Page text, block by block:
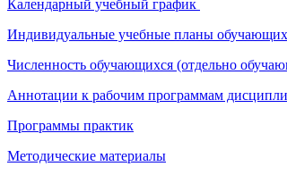
Календарный учебный график
Индивидуальные учебные планы
Численность обучающихся (отдельно
Аннотации к рабочим программам
Программы практик
Методические материалы